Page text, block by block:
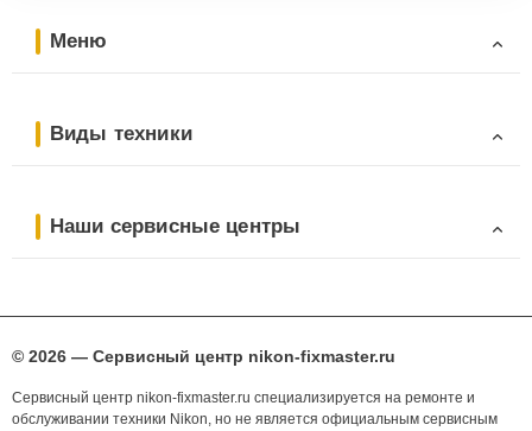
Меню
Виды техники
Наши сервисные центры
© 2026 — Сервисный центр nikon-fixmaster.ru
Сервисный центр nikon-fixmaster.ru специализируется на ремонте и
обслуживании техники Nikon, но не является официальным сервисным